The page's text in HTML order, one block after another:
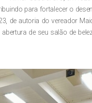
para fortalecer o
de autoria do vereador
de seu salão de